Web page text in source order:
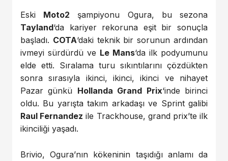
Eski Moto2 şampiyonu Ogura, bu sezona
Tayland‘da kariyer rekoruna eşit bir sonuçla
başladı. COTA‘daki teknik bir sorunun ardından
ivmeyi sürdürdü ve Le Mans‘da ilk podyumunu
elde etti. Sıralama turu sıkıntılarını çözdükten
sonra sırasıyla ikinci, ikinci, ikinci ve nihayet
Pazar günkü Hollanda Grand Prix‘inde birinci
oldu. Bu yarışta takım arkadaşı ve Sprint galibi
Raul Fernandez ile Trackhouse, grand prix’te ilk
ikinciliği yaşadı.
Brivio, Ogura’nın kökeninin taşıdığı anlamı da